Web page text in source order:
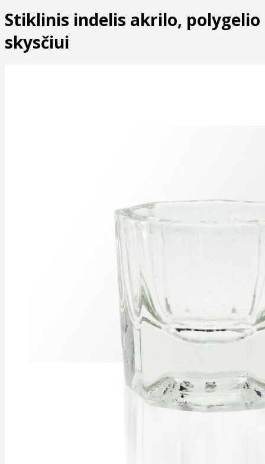
Stiklinis indelis akrilo, polygelio
skysčiui